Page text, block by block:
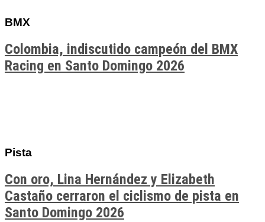
BMX
Colombia, indiscutido campeón del BMX
Racing en Santo Domingo 2026
Pista
Con oro, Lina Hernández y Elizabeth
Castaño cerraron el ciclismo de pista en
Santo Domingo 2026